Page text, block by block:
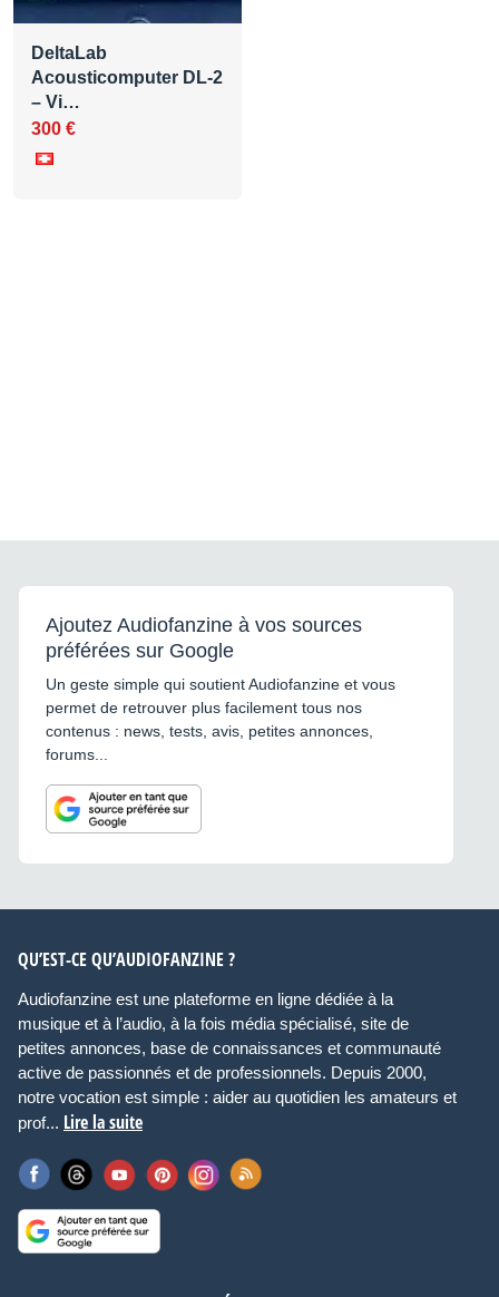
DeltaLab
Acousticomputer DL-2
– Vi…
300 €
Ajoutez Audiofanzine à vos sources
préférées sur Google
Un geste simple qui soutient Audiofanzine et vous
permet de retrouver plus facilement tous nos
contenus : news, tests, avis, petites annonces,
forums...
QU’EST-CE QU’AUDIOFANZINE ?
Audiofanzine est une plateforme en ligne dédiée à la
musique et à l’audio, à la fois média spécialisé, site de
petites annonces, base de connaissances et communauté
active de passionnés et de professionnels. Depuis 2000,
notre vocation est simple : aider au quotidien les amateurs et
prof... Lire la suite